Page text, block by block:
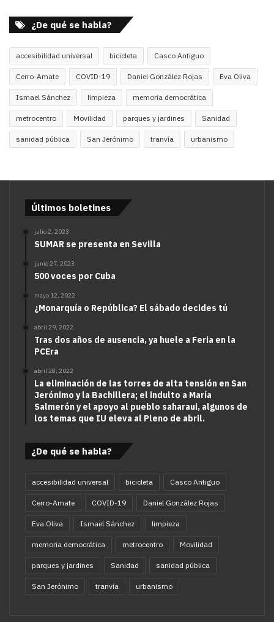
¿De qué se habla?
accesibilidad universal bicicleta Casco Antiguo
Cerro-Amate COVID-19 Daniel González Rojas Eva Oliva
Ismael Sánchez limpieza memoria democrática
metrocentro Movilidad parques y jardines Sanidad
sanidad pública San Jerónimo tranvía urbanismo
Últimos boletines
julio 2, 2023
SUMAR se presenta en Sevilla
junio 27, 2023
500 voces por Cuba
mayo 12, 2022
¿Monarquía o República? El sábado decides tú
abril 29, 2022
Tras dos años de ausencia, ya huele a Feria en la
PCEra
abril 28, 2022
La eliminación de las torres de alta tensión en San
Jerónimo y la Bachillera; el indulto a María
Salmerón y el apoyo al pueblo saharaui, algunos de
los temas que IU eleva al Pleno de abril.
¿De qué se habla?
accesibilidad universal bicicleta Casco Antiguo
Cerro-Amate COVID-19 Daniel González Rojas
Eva Oliva Ismael Sánchez limpieza
memoria democrática metrocentro Movilidad
parques y jardines Sanidad sanidad pública
San Jerónimo tranvía urbanismo